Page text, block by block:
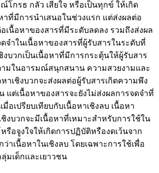
โกรธ กลัว เสียใจ หรือเป็นทุกข์ ให้เกิด
าที่มีการนำเสนอในช่วงแรก แต่ส่งผลต่อ
เนื้อหาของสารที่มีระดับลดลง รวมถึงส่งผล
จำในเนื้อหาของสารที่ผู้รับสารในระดับที่
งบวกเป็นเนื้อหาที่มีการกระตุ้นให้ผู้รับสาร
มในอารมณ์สนุกสนาน ความสวยงามและ
าเชิงบวกจะส่งผลต่อผู้รับสารเกิดความพึง
แต่เนื้อหาของสารจะยังไม่ส่งผลการจดจำที่
มื่อเปรียบเทียบกับเนื้อหาเชิงลบ เนื้อหา
งบวกจะมีเนื้อหาที่เหมาะสำหรับการใช้ใน
รือจูงใจให้เกิดการปฏิบัติหรืองดเว้นจาก
าเนื้อหาในเชิงลบ โดยเฉพาะการใช้เพื่อ
มเด็กและเยาวชน